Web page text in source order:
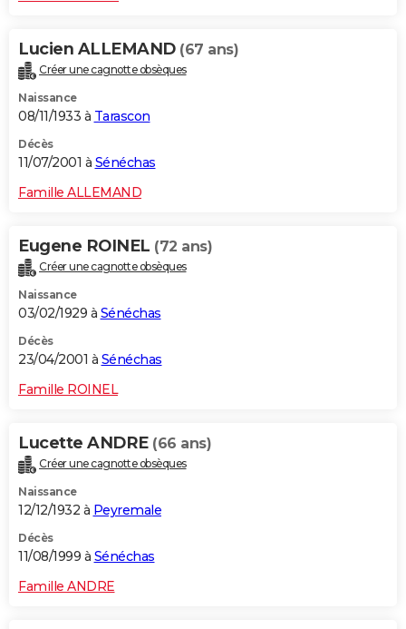
Lucien ALLEMAND (67 ans)
Créer une cagnotte obsèques
Naissance
08/11/1933 à Tarascon
Décès
11/07/2001 à Sénéchas
Famille ALLEMAND
Eugene ROINEL (72 ans)
Créer une cagnotte obsèques
Naissance
03/02/1929 à Sénéchas
Décès
23/04/2001 à Sénéchas
Famille ROINEL
Lucette ANDRE (66 ans)
Créer une cagnotte obsèques
Naissance
12/12/1932 à Peyremale
Décès
11/08/1999 à Sénéchas
Famille ANDRE